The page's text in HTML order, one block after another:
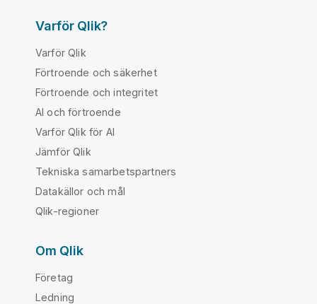
Varför Qlik?
Varför Qlik
Förtroende och säkerhet
Förtroende och integritet
AI och förtroende
Varför Qlik för AI
Jämför Qlik
Tekniska samarbetspartners
Datakällor och mål
Qlik-regioner
Om Qlik
Företag
Ledning